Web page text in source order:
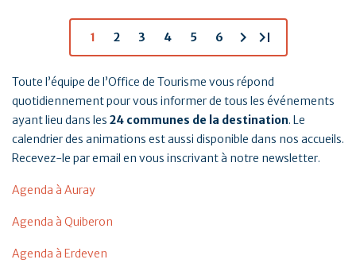
1 2 3 4 5 6 chevron_right last_page
Toute l’équipe de l’Office de Tourisme vous répond
quotidiennement pour vous informer de tous les événements
ayant lieu dans les 24 communes de la destination. Le
calendrier des animations est aussi disponible dans nos accueils.
Recevez-le par email en vous inscrivant à notre newsletter.
Agenda à Auray
Agenda à Quiberon
Agenda à Erdeven